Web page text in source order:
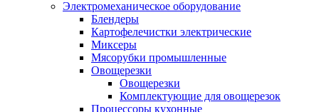
Электромеханическое оборудование
Блендеры
Картофелечистки электрические
Миксеры
Мясорубки промышленные
Овощерезки
Овощерезки
Комплектующие для овощерезок
Процессоры кухонные